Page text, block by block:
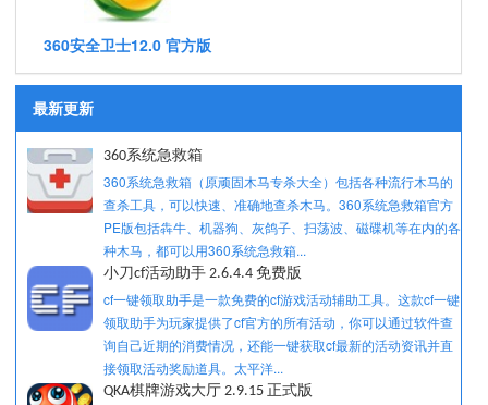
360安全卫士12.0 官方版
最新更新
360系统急救箱
360系统急救箱（原顽固木马专杀大全）包括各种流行木马的
查杀工具，可以快速、准确地查杀木马。360系统急救箱官方
PE版包括犇牛、机器狗、灰鸽子、扫荡波、磁碟机等在内的各
种木马，都可以用360系统急救箱...
小刀cf活动助手 2.6.4.4 免费版
cf一键领取助手是一款免费的cf游戏活动辅助工具。这款cf一键
领取助手为玩家提供了cf官方的所有活动，你可以通过软件查
询自己近期的消费情况，还能一键获取cf最新的活动资讯并直
接领取活动奖励道具。太平洋...
QKA棋牌游戏大厅 2.9.15 正式版